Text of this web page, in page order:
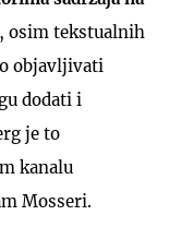
osim tekstualnih
objavljivati
dodati i
je to
kanalu
Mosseri.